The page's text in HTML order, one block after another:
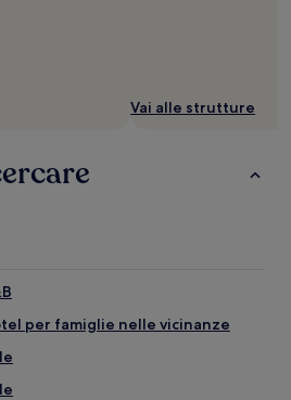
Vai alle strutture
per famiglie nelle vicinanze